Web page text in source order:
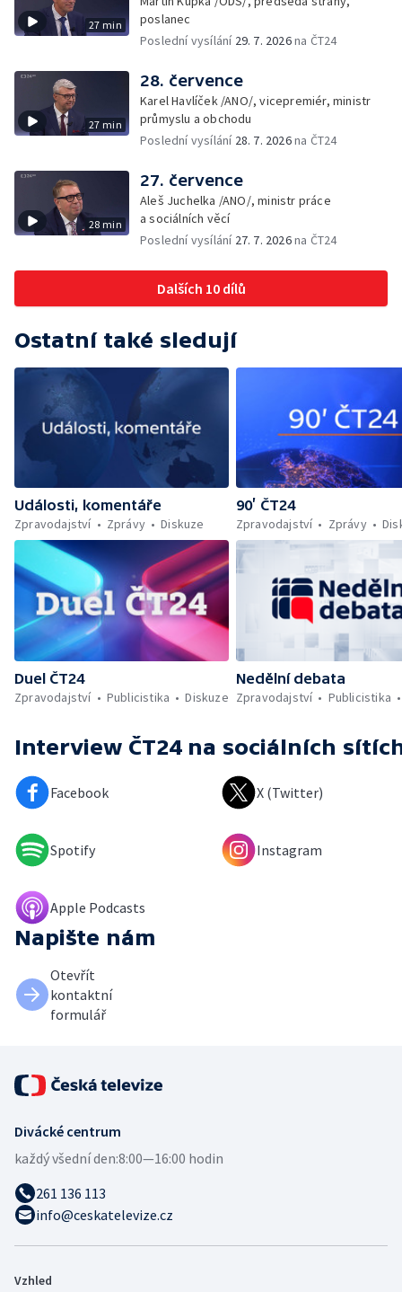
27 min
poslanec
Poslední vysílání 29. 7. 2026na ČT24
27 min
28. července
Karel Havlíček /ANO/, vicepremiér, ministr
průmyslu a obchodu
Poslední vysílání 28. 7. 2026na ČT24
28 min
27. července
Aleš Juchelka /ANO/, ministr práce
a sociálních věcí
Poslední vysílání 27. 7. 2026na ČT24
Dalších 10 dílů
Ostatní také sledují
Události, komentáře
Zpravodajství
Zprávy Diskuze
90’ ČT24
Zpravodajství
Zprávy
Duel ČT24
Zpravodajství
Publicistika Diskuze
Nedělní debata
Zpravodajství
Publicistika
Interview ČT24 na sociálních
Facebook X (Twitter)
Spotify Instagram
Apple Podcasts
Napište nám
Otevřít
kontaktní
formulář
Divácké centrum
každý všední den:8:00—16:00 hodin
261 136 113
info@ceskatelevize.cz
Vzhled